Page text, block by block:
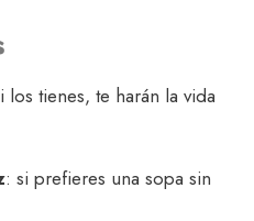
tienes, te harán la vida
: si prefieres una sopa sin